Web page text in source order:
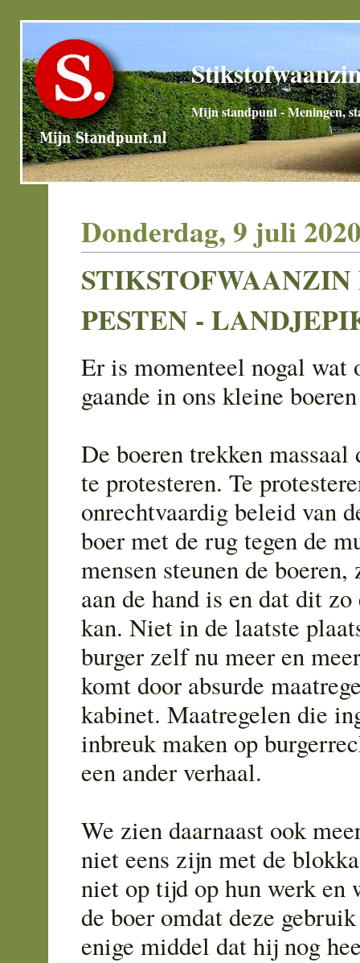
Mijn standpunt - Meningen,
Donderdag, 9 juli
STIKSTOFWAANZIN
PESTEN -
Er is momenteel nogal wat
gaande in ons kleine
De boeren trekken massaal
te protesteren. Te
onrechtvaardig beleid van
boer met de rug tegen de
mensen steunen de
aan de hand is en dat dit
kan. Niet in de laatste
burger zelf nu meer en
komt door absurde
kabinet. Maatregelen die
inbreuk maken op
een ander verhaal.
We zien daarnaast ook
niet eens zijn met de
niet op tijd op hun werk en
de boer omdat deze
enige middel dat hij nog